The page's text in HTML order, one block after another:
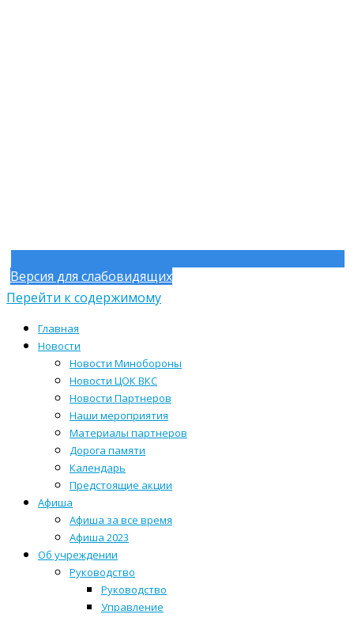
Версия для слабовидящих
Перейти к содержимому
Главная
Новости
Новости Минобороны
Новости ЦОК ВКС
Новости Партнеров
Наши мероприятия
Материалы партнеров
Дорога памяти
Календарь
Предстоящие акции
Афиша
Афиша за все время
Афиша 2023
Об учреждении
Руководство
Руководство
Управление